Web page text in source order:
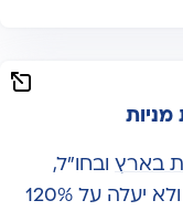
בארץ ובחו"ל,
בשיעור חשיפה שלא יפחת מ-75% ולא יעלה על 120%